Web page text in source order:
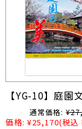
【YG-10】庭園
通常価格:
価格: ¥25,170(税込